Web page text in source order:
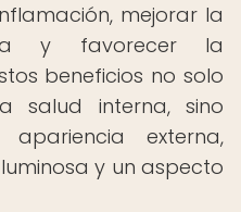
mejorar la
y favorecer la
beneficios no solo
salud interna, sino
externa,
y un aspecto